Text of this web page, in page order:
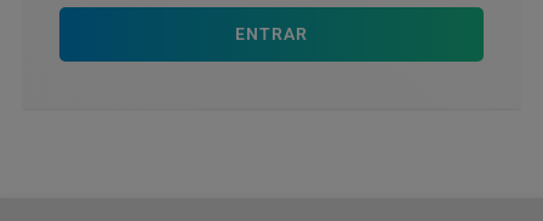
ENTRAR